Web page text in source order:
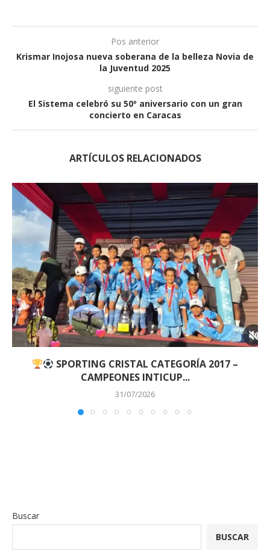
Pos anterior
Krismar Inojosa nueva soberana de la belleza Novia de
la Juventud 2025
siguiente post
El Sistema celebró su 50º aniversario con un gran
concierto en Caracas
ARTÍCULOS RELACIONADOS
SPORTING CRISTAL CATEGORÍA 2017 –
CAMPEONES INTICUP...
31/07/2026
Buscar
BUSCAR